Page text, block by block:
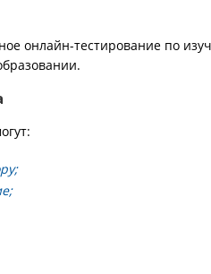
онлайн-тестирование по